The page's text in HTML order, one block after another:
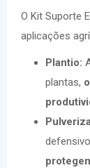
O Kit Suporte
aplicações
Plantio:
plantas,